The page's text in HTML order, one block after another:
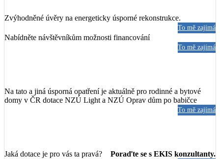
Zvýhodněné úvěry na energeticky úsporné rekonstrukce.
To mě zajímá
Nabídněte návštěvníkům možnosti financování
To mě zajímá
Na tato a jiná úsporná opatření je aktuálně pro rodinné a bytové
domy v ČR dotace NZÚ Light a NZÚ Oprav dům po babičce
To mě zajímá
Jaká dotace je pro vás ta pravá? Poraďte se s EKIS konzultanty.